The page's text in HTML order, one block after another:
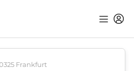
Frankfurt